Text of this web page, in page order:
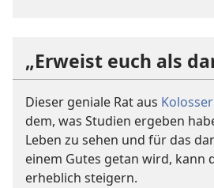
„Erweist euch als
Dieser geniale Rat aus
dem, was Studien ergeben
Leben zu sehen und für das
einem Gutes getan wird, kann
erheblich steigern.